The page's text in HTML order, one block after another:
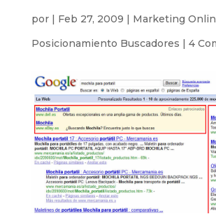
por | Feb 27, 2009 | Marketing
Posicionamiento Buscadores | 4